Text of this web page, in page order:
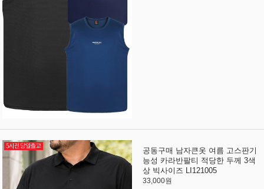
공동구매 남자큰옷 여름 고스판기
능성 카라반팔티 적당한 두께 3색
상 빅사이즈 LI121005
33,000원